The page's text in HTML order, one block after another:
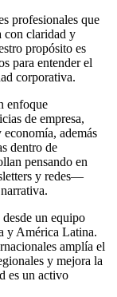
profesionales que
con claridad y
propósito es
para entender el
corporativa.
enfoque
de empresa,
además
dentro de
pensando en
y redes—
un equipo
y América Latina.
amplía el
y mejora la
es un activo